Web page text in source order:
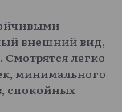
внешний вид,
легко
минимального
спокойных